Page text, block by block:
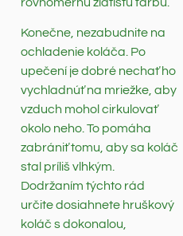
Konečne, nezabudnite na
ochladenie koláča. Po
upečení je dobré nechať ho
vychladnúť na mriežke, aby
vzduch mohol cirkulovať
okolo neho. To pomáha
zabrániť tomu, aby sa koláč
stal príliš vlhkým.
Dodržaním týchto rád
určite dosiahnete hruškový
koláč s dokonalou,